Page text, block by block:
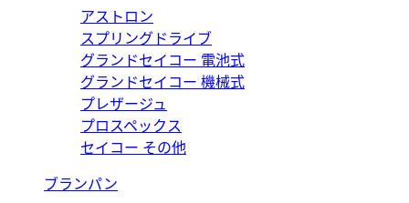
アストロン
スプリングドライブ
グランドセイコー 電池式
グランドセイコー 機械式
プレザージュ
プロスペックス
セイコー その他
ブランパン